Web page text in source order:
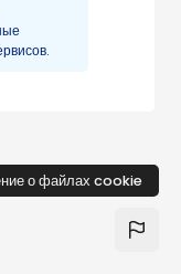
о файлах cookie